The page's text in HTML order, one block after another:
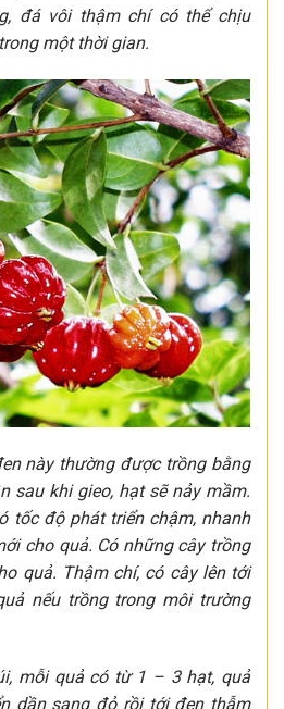
đá vôi thậm chí có thể chịu
một thời gian.
này thường được trồng bằng
sau khi gieo, hạt sẽ nảy mầm.
tốc độ phát triển chậm, nhanh
cho quả. Có những cây trồng
quả. Thậm chí, có cây lên tới
nếu trồng trong môi trường
mỗi quả có từ 1 – 3 hạt, quả
dần sang đỏ rồi tới đen thẫm